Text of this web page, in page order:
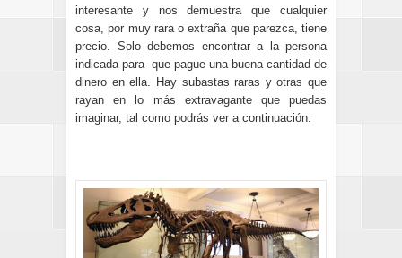
interesante y nos demuestra que cualquier
cosa, por muy rara o extraña que parezca, tiene
precio. Solo debemos encontrar a la persona
indicada para que pague una buena cantidad de
dinero en ella. Hay subastas raras y otras que
rayan en lo más extravagante que puedas
imaginar, tal como podrás ver a continuación: